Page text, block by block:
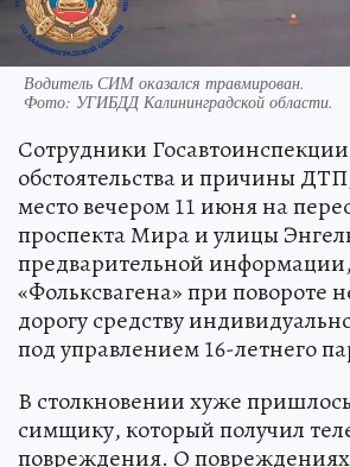
Водитель СИМ оказался травмирован.
Фото: УГИБДД Калининградской области.
Сотрудники
обстоятельства и причины
место вечером 11 июня на
проспекта Мира и улицы
предварительной
«Фольксвагена» при повороте
дорогу средству
под управлением 16-летнего
В столкновении хуже
симщику, который получил
повреждения. О